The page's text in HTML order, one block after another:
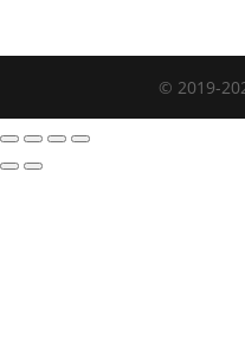
© 2019-